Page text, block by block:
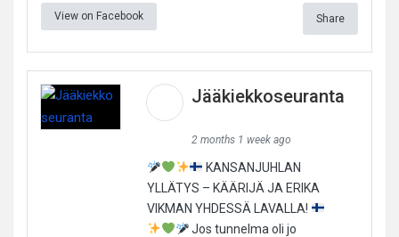
View on Facebook Share
Jääkiekkoseuranta
2 months 1 week ago
KANSANJUHLAN
YLLÄTYS – KÄÄRIJÄ JA ERIKA
VIKMAN YHDESSÄ LAVALLA!
Jos tunnelma oli jo